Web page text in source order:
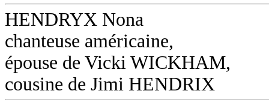
HENDRYX Nona
chanteuse américaine,
épouse de Vicki WICKHAM,
cousine de Jimi HENDRIX